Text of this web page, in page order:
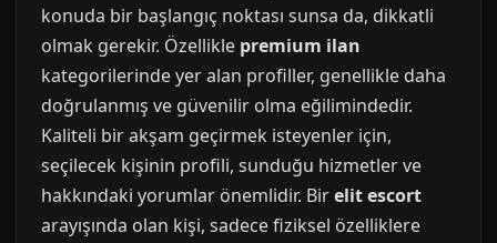
konuda bir başlangıç noktası sunsa da, dikkatli
olmak gerekir. Özellikle premium ilan
kategorilerinde yer alan profiller, genellikle daha
doğrulanmış ve güvenilir olma eğilimindedir.
Kaliteli bir akşam geçirmek isteyenler için,
seçilecek kişinin profili, sunduğu hizmetler ve
hakkındaki yorumlar önemlidir. Birelit escort
arayışında olan kişi, sadece fiziksel özelliklere